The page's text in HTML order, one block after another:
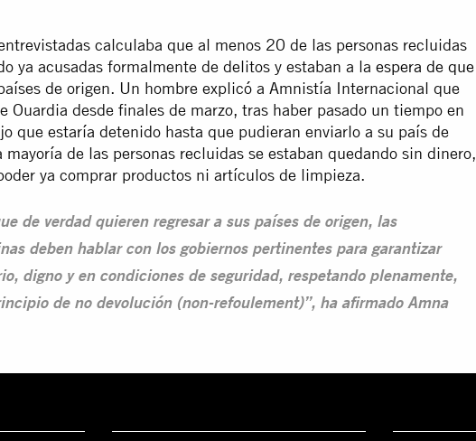
calculaba que al menos 20 de las personas recluidas
ya acusadas formalmente de delitos y estaban a la espera de que
de origen. Un hombre explicó a Amnistía Internacional que
Ouardia desde finales de marzo, tras haber pasado un tiempo en
que estaría detenido hasta que pudieran enviarlo a su país de
de las personas recluidas se estaban quedando sin dinero,
ya comprar productos ni artículos de limpieza.
de verdad quieren regresar a sus países de origen, las
deben hablar con los gobiernos pertinentes para garantizar
digno y en condiciones de seguridad, respetando plenamente,
de no devolución (non-refoulement)”, ha afirmado Amna